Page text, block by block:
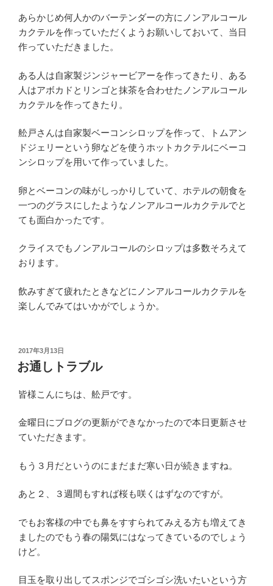
あらかじめ何人かのバーテンダーの方にノンアルコール
カクテルを作っていただくようお願いしておいて、当日
作っていただきました。
ある人は自家製ジンジャービアーを作ってきたり、ある
人はアボカドとリンゴと抹茶を合わせたノンアルコール
カクテルを作ってきたり。
舩戸さんは自家製ベーコンシロップを作って、トムアン
ドジェリーという卵などを使うホットカクテルにベーコ
ンシロップを用いて作っていました。
卵とベーコンの味がしっかりしていて、ホテルの朝食を
一つのグラスにしたようなノンアルコールカクテルでと
ても面白かったです。
クライスでもノンアルコールのシロップは多数そろえて
おります。
飲みすぎて疲れたときなどにノンアルコールカクテルを
楽しんでみてはいかがでしょうか。
投
稿
日:
2017年3月13日
お通しトラブル
皆様こんにちは、舩戸です。
金曜日にブログの更新ができなかったので本日更新させ
ていただきます。
もう３月だというのにまだまだ寒い日が続きますね。
あと２、３週間もすれば桜も咲くはずなのですが。
でもお客様の中でも鼻をすすられてみえる方も増えてき
ましたのでもう春の陽気にはなってきているのでしょう
けど。
目玉を取り出してスポンジでゴシゴシ洗いたいという方